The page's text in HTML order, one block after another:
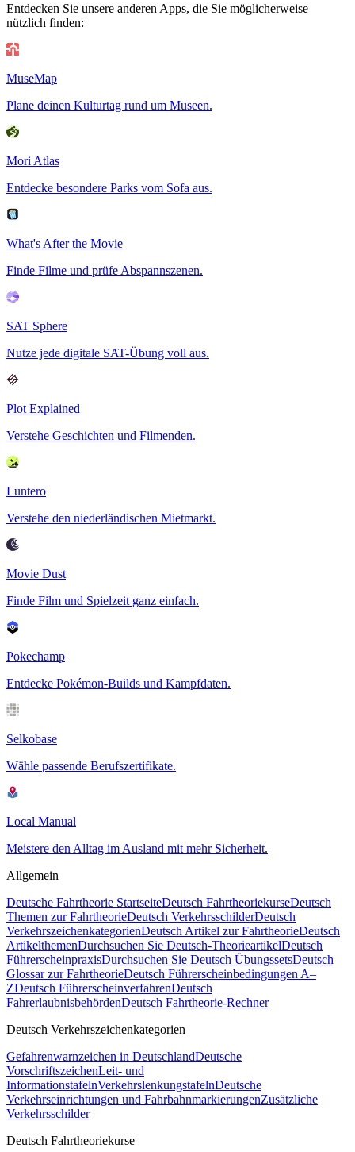
Entdecken Sie unsere anderen Apps, die Sie möglicherweise
nützlich finden:
MuseMap
Plane deinen Kulturtag rund um Museen.
Mori Atlas
Entdecke besondere Parks vom Sofa aus.
What's After the Movie
Finde Filme und prüfe Abspannszenen.
SAT Sphere
Nutze jede digitale SAT-Übung voll aus.
Plot Explained
Verstehe Geschichten und Filmenden.
Luntero
Verstehe den niederländischen Mietmarkt.
Movie Dust
Finde Film und Spielzeit ganz einfach.
Pokechamp
Entdecke Pokémon-Builds und Kampfdaten.
Selkobase
Wähle passende Berufszertifikate.
Local Manual
Meistere den Alltag im Ausland mit mehr Sicherheit.
Allgemein
Deutsche Fahrtheorie StartseiteDeutsch FahrtheoriekurseDeutsch
Themen zur FahrtheorieDeutsch VerkehrsschilderDeutsch
VerkehrszeichenkategorienDeutsch Artikel zur FahrtheorieDeutsch
ArtikelthemenDurchsuchen Sie Deutsch-TheorieartikelDeutsch
FührerscheinpraxisDurchsuchen Sie Deutsch ÜbungssetsDeutsch
Glossar zur FahrtheorieDeutsch Führerscheinbedingungen A–
ZDeutsch FührerscheinverfahrenDeutsch
FahrerlaubnisbehördenDeutsch Fahrtheorie-Rechner
Deutsch Verkehrszeichenkategorien
Gefahrenwarnzeichen in DeutschlandDeutsche
VorschriftszeichenLeit- und
InformationstafelnVerkehrslenkungstafelnDeutsche
Verkehrseinrichtungen und FahrbahnmarkierungenZusätzliche
Verkehrsschilder
Deutsch Fahrtheoriekurse